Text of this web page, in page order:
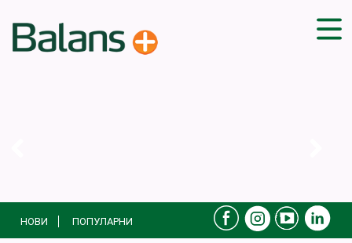
БЛОГ
ПРОИЗВОДИ
НОВИ ПОПУЛАРНИ